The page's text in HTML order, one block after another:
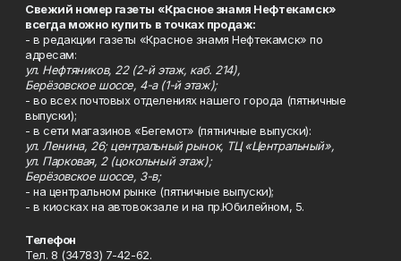
Свежий номер газеты «Красное знамя Нефтекамск»
всегда можно купить в точках продаж:
- в редакции газеты «Красное знамя Нефтекамск» по
адресам:
ул. Нефтяников, 22 (2-й этаж, каб. 214),
Берёзовское шоссе, 4-а (1-й этаж);
- во всех почтовых отделениях нашего города (пятничные
выпуски);
- в сети магазинов «Бегемот» (пятничные выпуски):
ул. Ленина, 26; центральный рынок, ТЦ «Центральный»,
ул. Парковая, 2 (цокольный этаж);
Берёзовское шоссе, 3-в;
- на центральном рынке (пятничные выпуски);
- в киосках на автовокзале и на пр.Юбилейном, 5.
Телефон
Тел. 8 (34783) 7-42-62.